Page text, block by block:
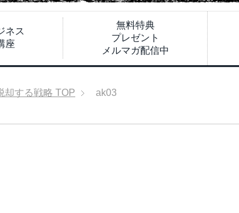
ネス
座
無料特典
プレゼント
メルマガ配信中
却する戦略 TOP ak03